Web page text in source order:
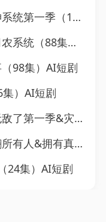
（134集）AI短剧
（88集）AI短剧
98集）AI短剧
）AI短剧
我无敌了第一季（82集）AI短剧
创翻所有人（59集）AI短剧
24集）AI短剧